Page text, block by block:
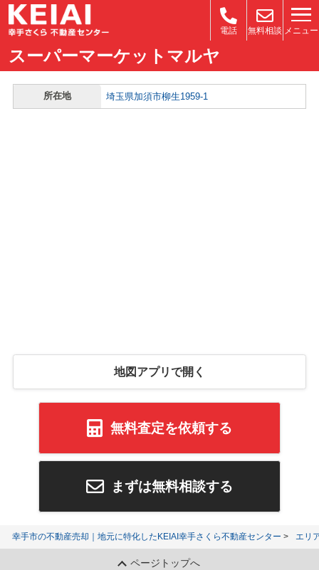
電話 無料相談 メニュー
スーパーマーケットマルヤ
所在地 埼玉県加須市柳生1959-1
地図アプリで開く
無料査定を依頼する
まずは無料相談する
幸手市の不動産売却｜地元に特化したKEIAI幸手さくら不動産センター エリ
ページトップへ